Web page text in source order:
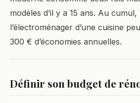
modèles d’il y a 15 ans. Au
l’électroménager d’une cuisine
300 € d’économies annuelles.
Définir son budget de